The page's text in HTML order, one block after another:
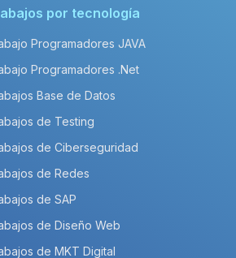
por tecnología
Programadores JAVA
Programadores .Net
Base de Datos
de Testing
de Ciberseguridad
de Redes
de SAP
de Diseño Web
de MKT Digital